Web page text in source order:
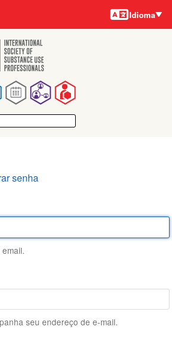
Idiomas
Idioma
senha
seu endereço de e-mail.